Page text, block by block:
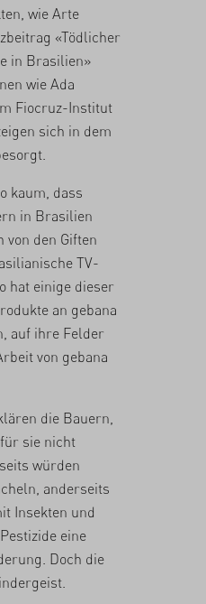
wie Arte
«Tödlicher
in Brasilien»
wie Ada
Fiocruz-Institut
sich in dem
kaum, dass
in Brasilien
von den Giften
TV-
hat einige dieser
an gebana
auf ihre Felder
von gebana
die Bauern,
sie nicht
würden
anderseits
Insekten und
eine
Doch die